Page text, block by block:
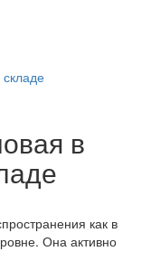
в
как в
Она активно